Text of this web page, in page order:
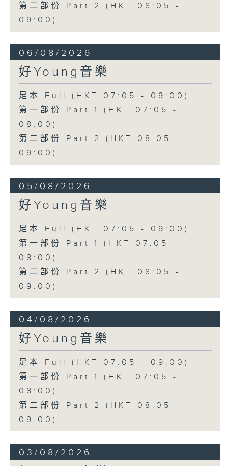
第二部份 Part 2 (HKT 08:05 -
09:00)
06/08/2026
好Young音樂
足本 Full (HKT 07:05 - 09:00)
第一部份 Part 1 (HKT 07:05 -
08:00)
第二部份 Part 2 (HKT 08:05 -
09:00)
05/08/2026
好Young音樂
足本 Full (HKT 07:05 - 09:00)
第一部份 Part 1 (HKT 07:05 -
08:00)
第二部份 Part 2 (HKT 08:05 -
09:00)
04/08/2026
好Young音樂
足本 Full (HKT 07:05 - 09:00)
第一部份 Part 1 (HKT 07:05 -
08:00)
第二部份 Part 2 (HKT 08:05 -
09:00)
03/08/2026